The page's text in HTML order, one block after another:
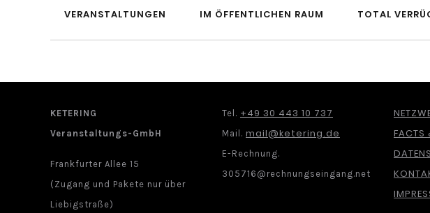
Event-
VERANSTALTUNGEN IM ÖFFENTLICHEN RAUM TOTAL
KETERING
Veranstaltungs-GmbH
Frankfurter Allee 15
(Zugang und Pakete nur über
Liebigstraße)
Tel. +49 30 443 10 737
Mail. mail@ketering.de
E-Rechnung.
305716@rechnungseingang.net
FACTS